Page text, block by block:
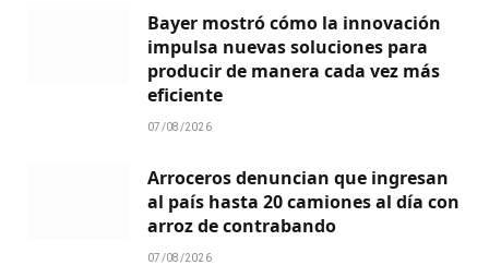
Bayer mostró cómo la innovación
impulsa nuevas soluciones para
producir de manera cada vez más
eficiente
07/08/2026
Arroceros denuncian que ingresan
al país hasta 20 camiones al día con
arroz de contrabando
07/08/2026